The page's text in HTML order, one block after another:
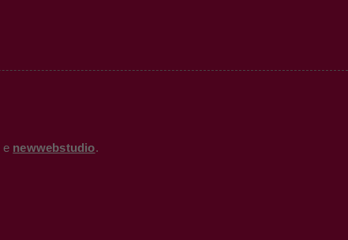
e newwebstudio.